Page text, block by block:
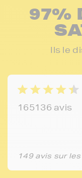
97%
Ils le
165136 avis
149 avis sur